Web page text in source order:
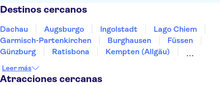
Destinos cercanos
Dachau Augsburgo Ingolstadt
Lago Chiem
Garmisch-Partenkirchen
Burghausen
Füssen
Günzburg
Ratisbona
Kempten (Allgäu)
Passau
Leer más
Atracciones cercanas